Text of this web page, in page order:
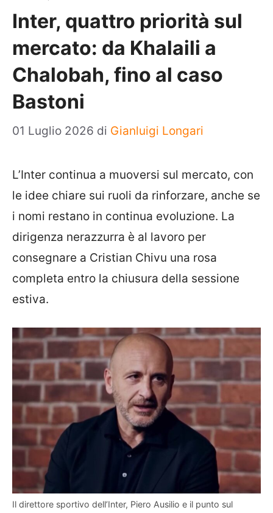
Inter, quattro priorità sul
mercato: da Khalaili a
Chalobah, fino al caso
Bastoni
01 Luglio 2026 di Gianluigi Longari
L’Inter continua a muoversi sul mercato, con
le idee chiare sui ruoli da rinforzare, anche se
i nomi restano in continua evoluzione. La
dirigenza nerazzurra è al lavoro per
consegnare a Cristian Chivu una rosa
completa entro la chiusura della sessione
estiva.
Il direttore sportivo dell’Inter, Piero Ausilio e il punto sul